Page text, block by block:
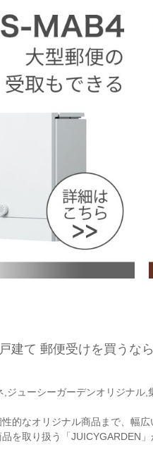
建て 郵便受けを買うな
ジューシーガーデンオリジナ
的なオリジナル商品まで、幅
を取り扱う「JUICYGARDEN